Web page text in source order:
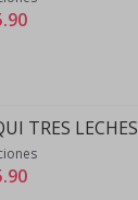
.90
TRES LECHES
.90